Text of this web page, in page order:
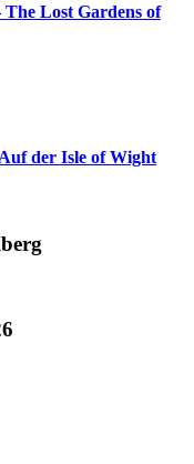
Lost Gardens of
der Isle of Wight